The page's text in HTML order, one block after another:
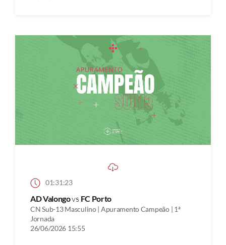
01:31:23
AD Valongovs FC Porto
CN Sub-13 Masculino | Apuramento Campeão | 1ª
Jornada
26/06/2026 15:55